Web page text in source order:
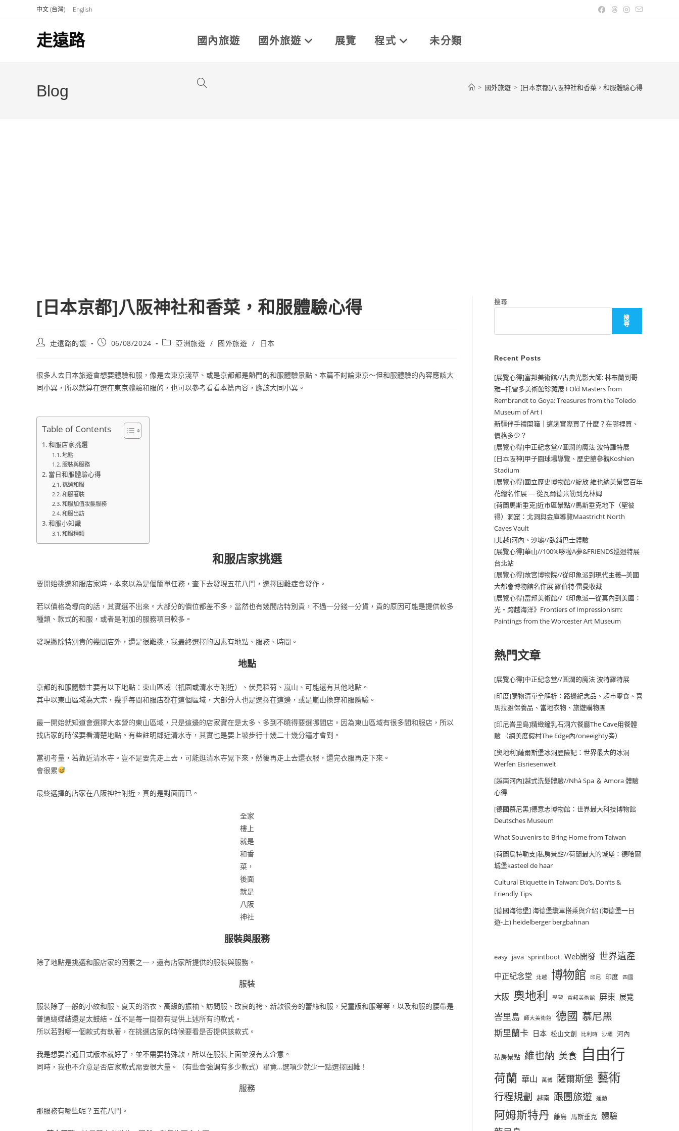
中文 (台灣) English
走遠路 國內旅遊 國外旅遊 展覽 程式 未分類
Toggle
Blog > 國外旅遊 > [日本京都]八阪神社和香菜，和服體驗心得
[日本京都]八阪神社和香菜，和服體驗心得
Post走遠路的媛
Post06/08/2024
Post亞洲旅遊 / 國外旅遊 / 日本
很多人去日本旅遊會想要體驗和服，像是去東京淺草、或是京都都是熱門的和服體驗景點。本篇不討論東京～但和服體驗的內容應該大
同小異，所以就算在選在東京體驗和服的，也可以參考看看本篇內容，應該大同小異。
Table of Contents
和服店家挑選
地點
服裝與服務
當日和服體驗心得
挑選和服
和服著裝
和服加值妝髮服務
和服出訪
和服小知識
和服種類
和服店家挑選
要開始挑選和服店家時，本來以為是個簡單任務，查下去發現五花八門，選擇困難症會發作。
若以價格為導向的話，其實選不出來。大部分的價位都差不多，當然也有幾間店特別貴，不過一分錢一分貨，貴的原因可能是提供較多
種類、款式的和服，或者是附加的服務項目較多。
發現撇除特別貴的幾間店外，還是很難挑，我最終選擇的因素有地點、服務、時間。
地點
京都的和服體驗主要有以下地點：東山區域（祇園或清水寺附近）、伏見稻荷、嵐山、可能還有其他地點。
其中以東山區域為大宗，幾乎每間和服店都在這個區域，大部分人也是選擇在這邊，或是嵐山換穿和服體驗。
最一開始就知道會選擇大本營的東山區域，只是這邊的店家實在是太多、多到不曉得要選哪間店。因為東山區域有很多間和服店，所以
找店家的時候要看清楚地點。有些註明鄰近清水寺，其實也是要上坡步行十幾二十幾分鐘才會到。
當初考量，若靠近清水寺。豈不是要先走上去，可能逛清水寺晃下來，然後再走上去還衣服，還完衣服再走下來。
會很累
最終選擇的店家在八阪神社附近，真的是對面而已。
全家
樓上
就是
和香
菜，
後面
就是
八阪
神社
服裝與服務
除了地點是挑選和服店家的因素之一，還有店家所提供的服裝與服務。
服裝
服裝除了一般的小紋和服、夏天的浴衣、高級的振袖、訪問服、改良的袴、新款很夯的蕾絲和服，兒童版和服等等，以及和服的腰帶是
普通蝴蝶結還是太鼓結。並不是每一間都有提供上述所有的款式。
所以若對哪一個款式有執著，在挑選店家的時候要看是否提供該款式。
我是想要普通日式版本就好了，並不需要特殊款，所以在服裝上面並沒有太介意。
同時，我也不介意是否店家款式需要很大量。（有些會強調有多少款式）畢竟…選項少就少一點選擇困難！
服務
那服務有哪些呢？五花八門。
搜尋
搜
尋
Recent Posts
[展覽心得]富邦美術館//古典光影大師: 林布蘭到哥
雅─托雷多美術館珍藏展 I Old Masters from
Rembrandt to Goya: Treasures from the Toledo
Museum of Art I
新疆伴手禮開箱｜這趟實際買了什麼？在哪裡買、
價格多少？
[展覽心得]中正紀念堂//圓潤的魔法 波特羅特展
[日本阪神]甲子園球場導覽、歷史館參觀Koshien
Stadium
[展覽心得]國立歷史博物館//綻放 維也納美景宮百年
花繪名作展 — 從瓦爾德米勒到克林姆
[荷蘭馬斯垂克]近市區景點//馬斯垂克地下（聖彼
得）洞窟：北洞與金庫導覽Maastricht North
Caves Vault
[北越]河內、沙壩//臥鋪巴士體驗
[展覽心得]華山//100%哆啦A夢&FRIENDS巡迴特展
台北站
[展覽心得]故宮博物院//從印象派到現代主義─美國
大都會博物館名作展 羅伯特·雷曼收藏
[展覽心得]富邦美術館//《印象派—從莫內到美國：
光・跨越海洋》Frontiers of Impressionism:
Paintings from the Worcester Art Museum
熱門文章
[展覽心得]中正紀念堂//圓潤的魔法 波特羅特展
[印度]購物清單全解析：路邊紀念品、超市零食、喜
馬拉雅保養品、當地衣物、旅遊購物團
[印尼峇里島]精緻鐘乳石洞穴餐廳The Cave用餐體
驗 （網美度假村The Edge內/oneeighty旁）
[奧地利]薩爾斯堡冰洞歷險記：世界最大的冰洞
Werfen Eisriesenwelt
[越南河內]越式洗髮體驗//Nhà Spa ＆ Amora 體驗
心得
[德國慕尼黑]德意志博物館：世界最大科技博物館
Deutsches Museum
What Souvenirs to Bring Home from Taiwan
[荷蘭烏特勒支]私房景點//荷蘭最大的城堡：德哈爾
城堡kasteel de haar
Cultural Etiquette in Taiwan: Do’s, Don’ts &
Friendly Tips
[德國海德堡] 海德堡纜車搭乘與介紹 (海德堡一日
遊-上) heidelberger bergbahnan
easy java sprintboot Web開發 世界遺產
中正紀念堂 北越 博物館 印尼 印度 四國
大阪 奧地利 學習 富邦美術館 屏東 展覽
峇里島 師大美術館 德國 慕尼黑
斯里蘭卡 日本 松山文創 比利時 沙壩 河內
私房景點 維也納 美食 自由行
荷蘭 華山 萬博 薩爾斯堡 藝術
行程規劃 越南 跟團旅遊 運動
阿姆斯特丹 離島 馬斯垂克 體驗